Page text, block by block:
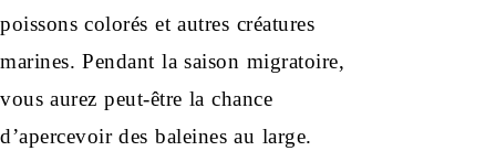
poissons colorés et autres créatures
marines. Pendant la saison migratoire,
vous aurez peut-être la chance
d’apercevoir des baleines au large.